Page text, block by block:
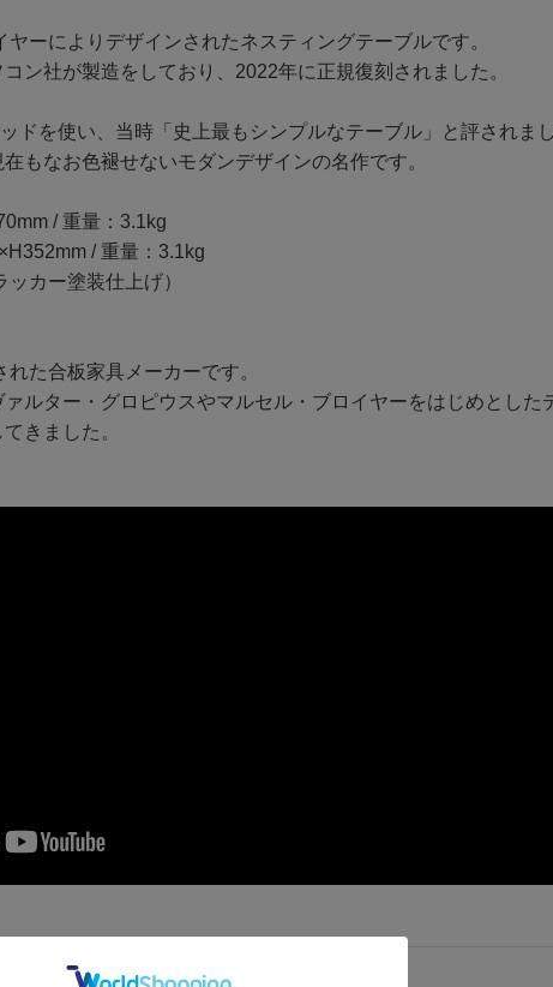
ーによりデザインされたネスティングテーブルです。
ン社が製造をしており、2022年に正規復刻されました。
ドを使い、当時「史上最もシンプルなテーブル」と評されまし
もなお色褪せないモダンデザインの名作です。
/ 重量：3.1kg
/ 重量：3.1kg
カー塗装仕上げ）
た合板家具メーカーです。
ルター・グロピウスやマルセル・ブロイヤーをはじめとし
きました。
/ 重量：3.1kg